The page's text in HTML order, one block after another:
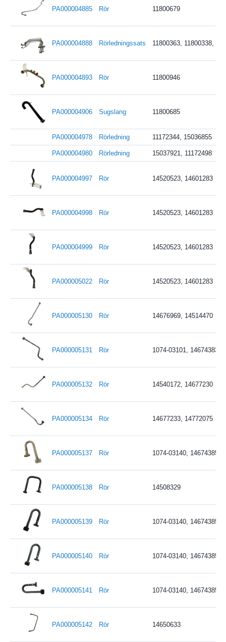
PA000004885 Rör 11800679
PA000004888 Rörledningssats 11800363, 11800338,
PA000004893 Rör 11800946
PA000004906 Sugslang 11800685
PA000004978 Rörledning 11172344, 15036855
PA000004980 Rörledning 15037921, 11172498
PA000004997 Rör 14520523, 14601283
PA000004998 Rör 14520523, 14601283
PA000004999 Rör 14520523, 14601283
PA000005022 Rör 14520523, 14601283
PA000005130 Rör 14676969, 14514470
PA000005131 Rör 1074-03101, 14674383
PA000005132 Rör 14540172, 14677230
PA000005134 Rör 14677233, 14772075
PA000005137 Rör 1074-03140, 14674385,
PA000005138 Rör 14508329
PA000005139 Rör 1074-03140, 14674385,
PA000005140 Rör 1074-03140, 14674385,
PA000005141 Rör 1074-03140, 14674385,
PA000005142 Rör 14650633